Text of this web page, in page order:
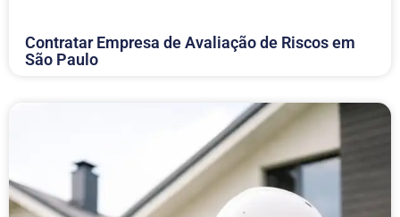
Contratar Empresa de Avaliação de Riscos em
São Paulo